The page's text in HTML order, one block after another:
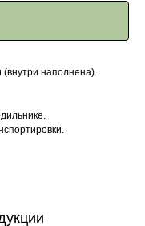
(внутри наполнена).